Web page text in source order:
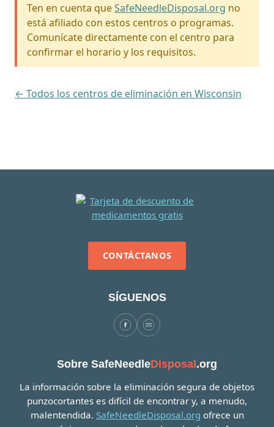
Ten en cuenta queSafeNeedleDisposal.org no
está afiliado con estos centros o programas.
Comunícate directamente con el centro para
confirmar el horario y los requisitos.
← Todos los centros de eliminación en Wisconsin
CONTÁCTANOS
SÍGUENOS
Sobre SafeNeedleDisposal.org
La información sobre la eliminación segura de objetos
punzocortantes es difícil de encontrar y, a menudo,
malentendida. SafeNeedleDisposal.org ofrece un